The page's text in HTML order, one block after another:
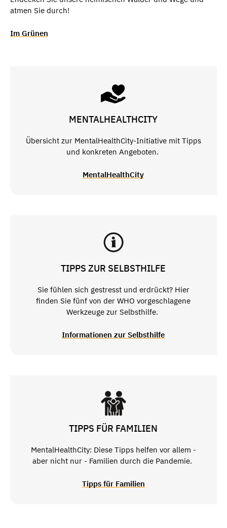
atmen Sie durch!
Im Grünen
MENTALHEALTHCITY
Übersicht zur MentalHealthCity-Initiative mit Tipps
und konkreten Angeboten.
MentalHealthCity
TIPPS ZUR SELBSTHILFE
Sie fühlen sich gestresst und erdrückt? Hier
finden Sie fünf von der WHO vorgeschlagene
Werkzeuge zur Selbsthilfe.
Informationen zur Selbsthilfe
TIPPS FÜR FAMILIEN
MentalHealthCity: Diese Tipps helfen vor allem -
aber nicht nur - Familien durch die Pandemie.
Tipps für Familien